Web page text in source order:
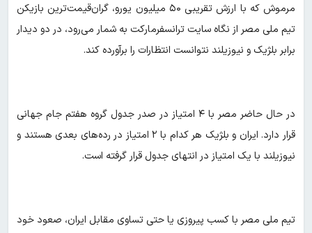
مرموش که با ارزش تقریبی ۵۰ میلیون یورو، گران‌قیمت‌ترین بازیکن
تیم ملی مصر از نگاه سایت ترانسفرمارکت به شمار می‌رود، در دو دیدار
برابر بلژیک و نیوزیلند نتوانست انتظارات را برآورده کند.
در حال حاضر مصر با ۴ امتیاز در صدر جدول گروه هفتم جام جهانی
قرار دارد. ایران و بلژیک هر کدام با ۲ امتیاز در رده‌های بعدی هستند و
نیوزیلند با یک امتیاز در انتهای جدول قرار گرفته است.
تیم ملی مصر با کسب پیروزی یا حتی تساوی مقابل ایران، صعود خود